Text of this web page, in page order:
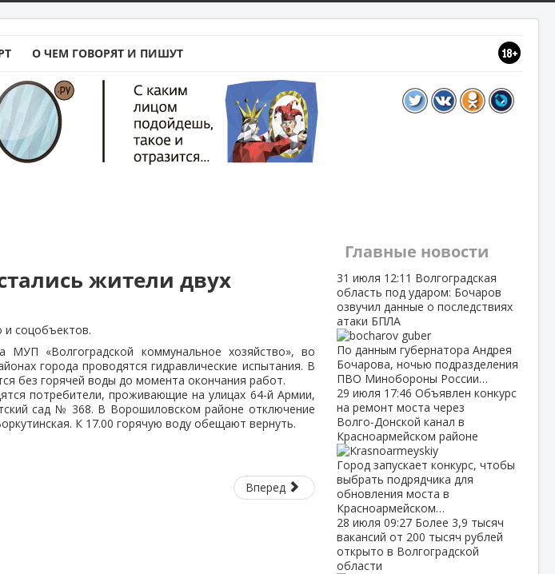
О ЧЕМ ГОВОРЯТ И ПИШУТ
жители двух
и соцобъектов.
«Волгоградской коммунальное хозяйство», во
города проводятся гидравлические испытания. В
без горячей воды до момента окончания работ.
потребители, проживающие на улицах 64-й Армии,
сад № 368. В Ворошиловском районе отключение
К 17.00 горячую воду обещают вернуть.
Вперед
Главные новости
31 июля 12:11 Волгоградская
область под ударом: Бочаров
озвучил данные о последствиях
атаки БПЛА
По данным губернатора Андрея
Бочарова, ночью подразделения
ПВО Минобороны России…
29 июля 17:46 Объявлен конкурс
на ремонт моста через
Волго‑Донской канал в
Красноармейском районе
Город запускает конкурс, чтобы
выбрать подрядчика для
обновления моста в
Красноармейском…
28 июля 09:27 Более 3,9 тысяч
вакансий от 200 тысяч рублей
открыто в Волгоградской
области